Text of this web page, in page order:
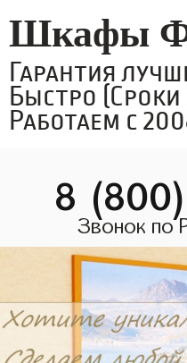
Шкафы
Гарантия
Быстро (Сроки
Работаем с
8
Звонок по